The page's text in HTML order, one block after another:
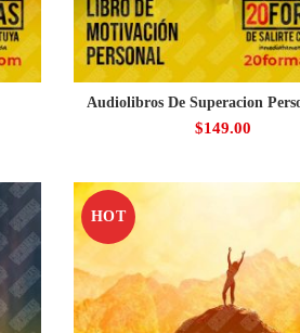
Audiolibros De Superacion
$149.00
HOT